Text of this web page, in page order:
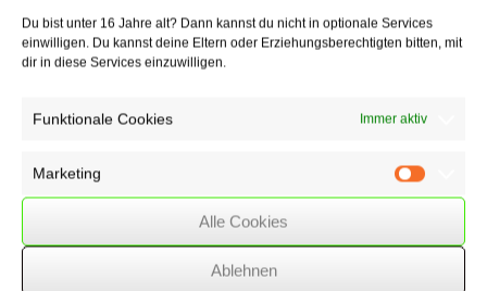
Du bist unter 16 Jahre alt? Dann kannst du nicht in optionale Services
einwilligen. Du kannst deine Eltern oder Erziehungsberechtigten bitten, mit
dir in diese Services einzuwilligen.
Funktionale Cookies Immer aktiv
Marketing
Alle Cookies
Ablehnen
ausgesprochen. Eine Entscheidung durch den EuGH, ob das nationale
Aufteilungsgebot mit dem Unionsrecht konform ist, steht noch aus. Bis